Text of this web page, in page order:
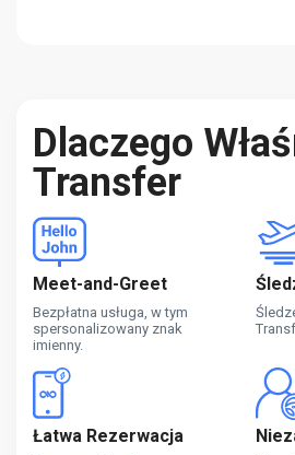
Dlaczego
Transfer
Meet-and-Greet
Bezpłatna usługa, w tym
spersonalizowany znak
imienny.
Łatwa Rezerwacja